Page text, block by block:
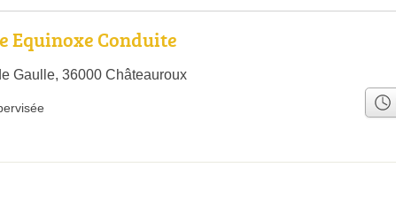
Equinoxe Conduite
Gaulle, 36000 Châteauroux